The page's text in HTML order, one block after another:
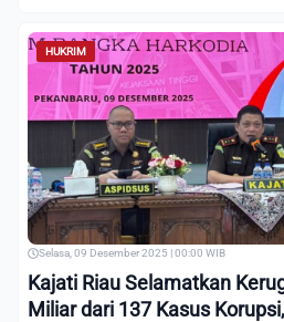
HUKRIM
Selasa, 09 Desember 2025 | 00:00 WIB
Kajati Riau Selamatkan
Miliar dari 137 Kasus